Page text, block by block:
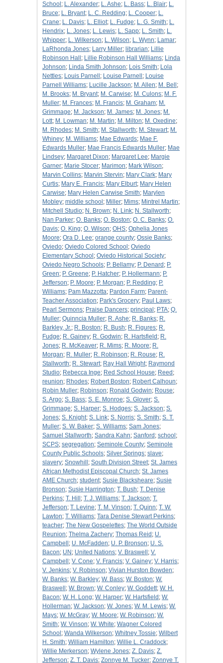
School ; L. Alexander; L. Ashe; L. Bass; L. Blair; L.
Bruce; L. Bryant; L. C. Redding; L. Cooper; L.
Crane; L. Davis; L. Elliot; L. Fudge; L. G. Smith; L.
Hendrix; L. Jones; L. Lewis; L. Sapp; L. Smith; L.
Whipper; L. Wilkerson; L. Wilson; L. Wynn; Lamar;
LaRhonda Jones; Larry Miller; librarian; Lillie
Robinson Hall ; Lillie Robinson Hall Williams; Linda
Johnson; Linda Smith Johnson; Lois Smith; Lola
Nettles; Louis Parnell ; Louise Parnell ; Louise
Parnell Williams; Lucille Jackson; M. Allen; M. Bell ;
M. Brooks; M. Bryant; M. Carwise; M. Culons; M. F.
Muller; M. Frances; M. Francis; M. Graham; M.
Grimmage; M. Jackson; M. James; M. Jones; M.
Lott; M. Lowman; M. Martin; M. Milton; M. Oxedine;
M. Rhodes; M. Smith; M. Stallworth; M. Stewart; M.
Whiney; M. Williams; Mae Edwards; Mae F.
Edwards Muller; Mae Francis Edwards Muller; Mae
Lindsey; Margaret Dixon; Margaret Lee; Margie
Garner; Marie Stocer; Marimon; Mark Wilson;
Marvin Collins; Marvin Stervin; Mary Clark; Mary
Curtis; Mary E. Francis; Mary Elburt; Mary Helen
Carwise; Mary Helen Carwise Smith; Marylen
Mobley; middle school ; Miller; Mims; Mintrel Martin;
Mitchell Studio; N. Brown; N. Link; N. Stallworth;
Nan Parker; O. Banks; O. Boston; O. C. Banks; O.
Davis; O. King; O. Wilson; OHS; Ophelia Jones
Moore; Ora D. Lee; orange county; Ossie Banks;
Oviedo; Oviedo Colored School ; Oviedo
Elementary School ; Oviedo Historical Society;
Oviedo Negro Schools; P. Bellamy; P. Denard ; P.
Green; P. Greene; P. Hatcher; P. Hollermann; P.
Jefferson; P. Moore; P. Morgan; P. Redding; P.
Williams; Pam Mazzotta; Pardon Farm; Parent-
Teacher Association; Park's Grocery; Paul Laws;
Pearl Sermons; Praise Dancers; principal ; PTA; Q.
Muller; Quinncia Muller; R. Ashe; R. Banks; R.
Barkley, Jr.; R. Boston; R. Bush; R. Figures; R.
Fudge; R. Gainey; R. Godwin; R. Hartsfield ; R.
Jones; R. McKeaver; R. Mims; R. Moore; R.
Morgan; R. Muller; R. Robinson; R. Rouse; R.
Stallworth; R. Stewart; Ray Hall Wright; Raymond
Studio; Rebecca Inge; Red School House; Reed ;
reunion; Rhodes; Robert Boston; Robert Calhoun;
Robin Muller; Robinson; Ronald Godwin; Rouse;
S. Argo; S. Bass; S. E. Monroe; S. Glover; S.
Grimmage; S. Harper; S. Hodges; S. Jackson; S.
Jones; S. Knight; S. Link; S. Norris; S. Smith; S. T.
Muller; S. W. Baker; S. Williams; Sam Jones;
Samuel Stallworth; Sandra Kahn; Sanford ; school ;
SCPS; segregation; Seminole County; Seminole
County Public Schools; Silver Springs; slave;
slavery; Snowhill ; South Division Street; St. James
African Methodist Episcopal Church; St. James
AME Church; student; Susie Blacksheare; Susie
Bronson; Susie Harrington; T. Bush; T. Denise
Perkins; T. Hill ; T. J. Williams; T. Jackson; T.
Jefferson; T. Levine; T. M. Vinson; T. Quinn; T. W.
Lawton; T. Williams; Tara Denise Stewart Perkins;
teacher; The New Gospelettes; The World Outside
Reunion; Thelma Zachery; Thomas Reid ; U.
Campbell ; U. McFadden; U. P. Bronson; U. S.
Bacon; UN ; United Nations; V. Braswell ; V.
Campbell ; V. Cone; V. Francis; V. Gainey; V. Harris;
V. Jenkins; V. Robinson; Vivian Hurston Bowden;
W. Banks; W. Barkley; W. Bass; W. Boston; W.
Braswell ; W. Brown; W. Conley; W. Goddett; W. H.
Bacon; W. H. Long; W. Harper; W. Hartsfield ; W.
Hollerman; W. Jackson; W. Jones; W. M. Lewis; W.
Mays; W. McGray; W. Moore; W. Robinson; W.
Smith; W. Vinson; W. White; Wagner Colored
School ; Wanda Wilkerson; Whitney Tossie; Wilbert
H. Smith; William Hamilton; Willie L. Craddock;
Willie Merkerson; Wylene Jones; Z. Davis; Z.
Jefferson; Z. T. Davis; Zonnye M. Tucker; Zonnye T.